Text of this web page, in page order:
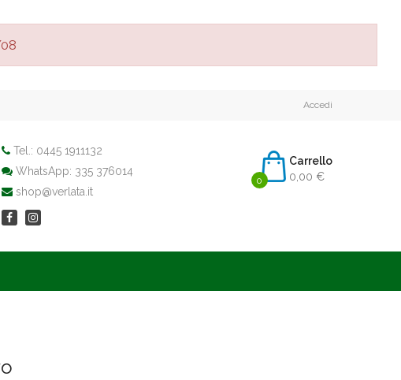
Accedi
Tel.: 0445 1911132
WhatsApp: 335 376014
shop@verlata.it
Carrello
0,00 €
0